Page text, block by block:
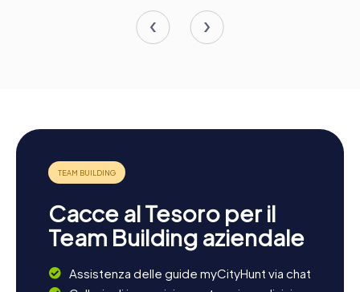
Cacce al Tesoro per il
Team Building aziendale
Assistenza delle guide myCityHunt via chat